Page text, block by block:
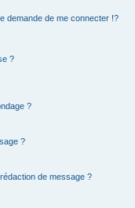
demande de me connecter !?
?
?
?
de message ?